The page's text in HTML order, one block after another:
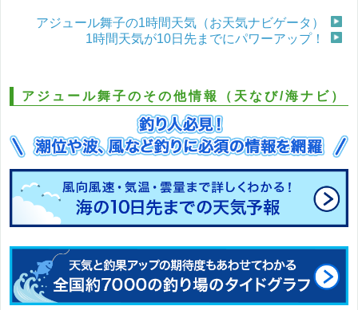
アジュール舞子の1時間天気（お天気ナビゲータ）
1時間天気が10日先までにパワーアップ！
アジュール舞子のその他情報（天なび/海ナビ）